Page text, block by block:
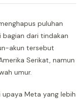
puluhan
bagian dari tindakan
akun tersebut
Serikat, namun
umur.
upaya Meta yang lebih